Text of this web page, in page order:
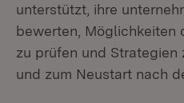
unterstützt, ihre
bewerten, Möglichkeiten
zu prüfen und Strategien
und zum Neustart nach